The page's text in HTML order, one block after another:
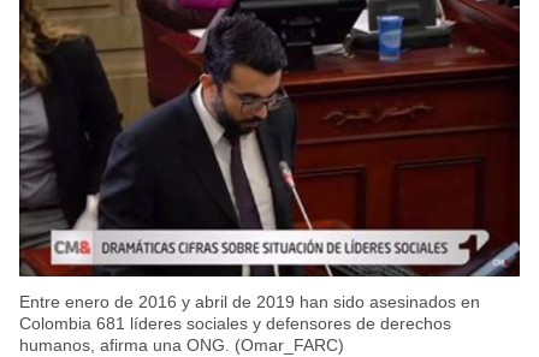
Entre enero de 2016 y abril de 2019 han sido asesinados en
Colombia 681 líderes sociales y defensores de derechos
humanos, afirma una ONG. (Omar_FARC)